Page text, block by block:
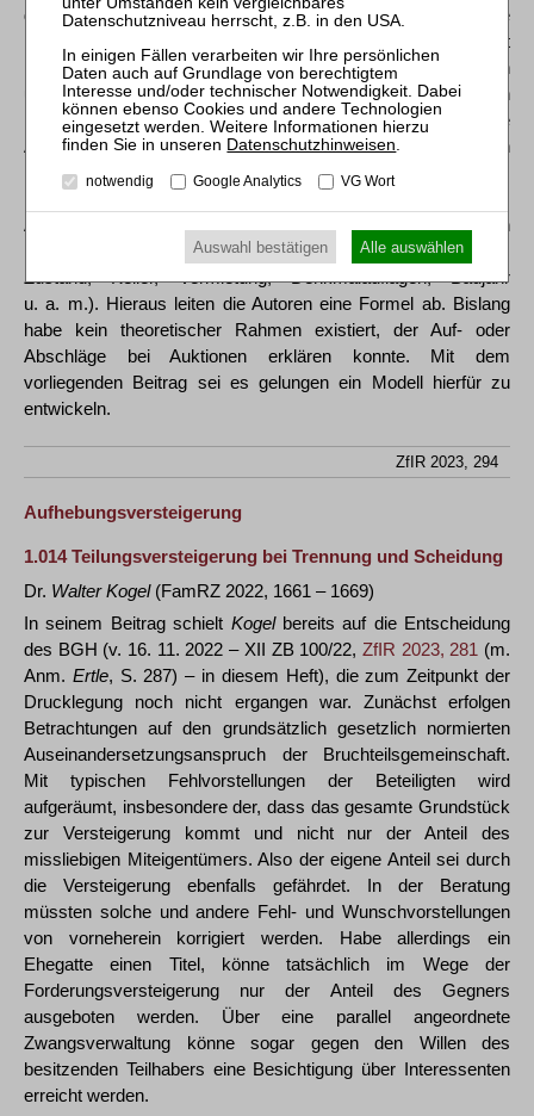
dass ein Wertgutachten bestehe. Bei Auktionshäusern bestehe
im Gegensatz zur Zwangsversteigerung keine Einheitlichkeit
hinsichtlich der Festlegung eines Mindestgebots. Beginne man
unterhalb des ermittelten Werts, könne das bei den
Bietlustigen zur „Schnäppchen“-Mentalität führen. Manche
Auktionshäuser würden im Gegensatz hierzu offen
kommunizieren, der ermittelte Wertverkehrswert stelle das
Autorenteam stellt eine ganze Liste von zu beachtenden
Parametern vor (Lage, Grundstücksgröße, Wohn/Gewerbe,
Zustand, Keller, Vermietung, Denkmalauflagen, Baujahr
u. a. m.). Hieraus leiten die Autoren eine Formel ab. Bislang
habe kein theoretischer Rahmen existiert, der Auf- oder
Abschläge bei Auktionen erklären konnte. Mit dem
vorliegenden Beitrag sei es gelungen ein Modell hierfür zu
entwickeln.
ZfIR 2023, 294
Aufhebungsversteigerung
1.014Teilungsversteigerung bei Trennung und Scheidung
Dr. Walter Kogel(FamRZ 2022, 1661 – 1669)
In seinem Beitrag schielt Kogelbereits auf die Entscheidung
des BGH (v. 16. 11. 2022 – XII ZB 100/22, ZfIR 2023, 281 (m.
Anm. Ertle, S. 287) – in diesem Heft), die zum Zeitpunkt der
Drucklegung noch nicht ergangen war. Zunächst erfolgen
Betrachtungen auf den grundsätzlich gesetzlich normierten
Auseinandersetzungsanspruch der Bruchteilsgemeinschaft.
Mit typischen Fehlvorstellungen der Beteiligten wird
aufgeräumt, insbesondere der, dass das gesamte Grundstück
zur Versteigerung kommt und nicht nur der Anteil des
missliebigen Miteigentümers. Also der eigene Anteil sei durch
die Versteigerung ebenfalls gefährdet. In der Beratung
müssten solche und andere Fehl- und Wunschvorstellungen
von vorneherein korrigiert werden. Habe allerdings ein
Ehegatte einen Titel, könne tatsächlich im Wege der
Forderungsversteigerung nur der Anteil des Gegners
ausgeboten werden. Über eine parallel angeordnete
Zwangsverwaltung könne sogar gegen den Willen des
besitzenden Teilhabers eine Besichtigung über Interessenten
erreicht werden.
Datenschutzhinweisen
notwendig Google Analytics VG Wort
Auswahl bestätigen Alle auswählen